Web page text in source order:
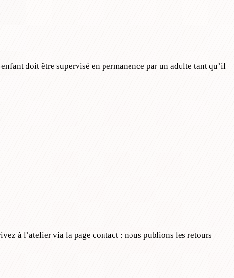
doit être supervisé en permanence par un adulte tant qu’il
à l’atelier via la page contact : nous publions les retours